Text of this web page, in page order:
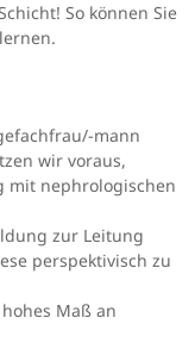
So können Sie
mann
wir voraus,
mit nephrologischen
zur Leitung
perspektivisch zu
Maß an